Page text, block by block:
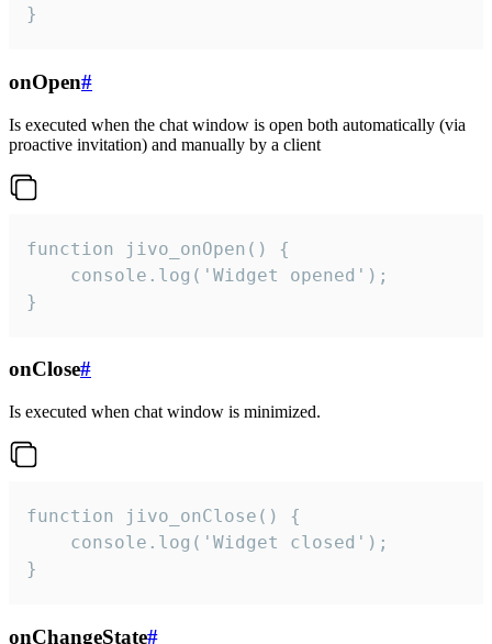
}
onOpen#
Is executed when the chat window is open both automatically (via
proactive invitation) and manually by a client
function jivo_onOpen() {
    console.log('Widget opened');
}
onClose#
Is executed when chat window is minimized.
function jivo_onClose() {
    console.log('Widget closed');
}
onChangeState#